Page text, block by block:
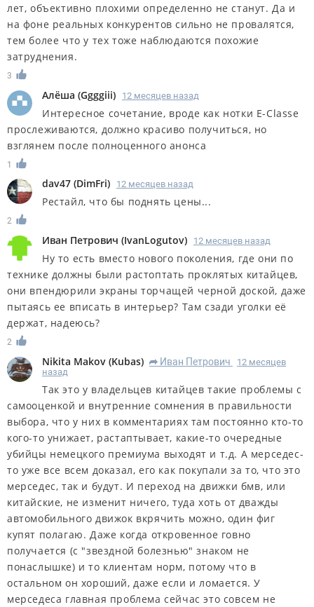
лет, объективно плохими определенно не станут. Да и
на фоне реальных конкурентов сильно не провалятся,
тем более что у тех тоже наблюдаются похожие
затруднения.
3
Алёша (Ggggiii) 12 месяцев назад
Интересное сочетание, вроде как нотки E-Classe
прослеживаются, должно красиво получиться, но
взглянем после полноценного анонса
1
dav47 (DimFri) 12 месяцев назад
Рестайл, что бы поднять цены...
2
Иван Петрович (IvanLogutov) 12 месяцев назад
Ну то есть вместо нового поколения, где они по
технике должны были растоптать проклятых китайцев,
они впендюрили экраны торчащей черной доской, даже
пытаясь ее вписать в интерьер? Там сзади уголки её
держат, надеюсь?
2
Nikita Makov (Kubas) R Иван Петрович
12 месяцев
назад
Так это у владельцев китайцев такие проблемы с
самооценкой и внутренние сомнения в правильности
выбора, что у них в комментариях там постоянно кто-то
кого-то унижает, растаптывает, какие-то очередные
убийцы немецкого премиума выходят и т.д. А мерседес-
то уже все всем доказал, его как покупали за то, что это
мерседес, так и будут. И переход на движки бмв, или
китайские, не изменит ничего, туда хоть от дважды
автомобильного движок вкрячить можно, один фиг
купят полагаю. Даже когда откровенное говно
получается (с "звездной болезнью" знаком не
понаслышке) и то клиентам норм, потому что в
остальном он хороший, даже если и ломается. У
мерседеса главная проблема сейчас это совсем не